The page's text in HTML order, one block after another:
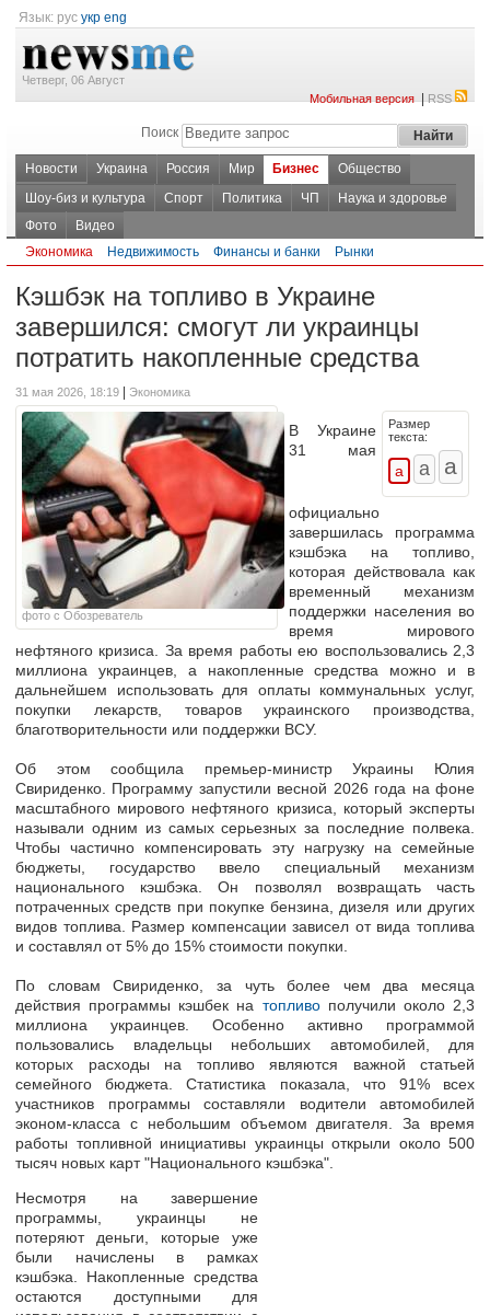
Язык: рус укр eng
Четверг, 06 Август
Мобильная версия|RSS
Поиск
Новости Украина Россия Мир Бизнес
Общество
Шоу-биз и культура
Спорт Политика ЧП
Наука и здоровье
Фото
Видео
Экономика
Недвижимость Финансы и банки Рынки
Кэшбэк на топливо в Украине
завершился: смогут ли украинцы
потратить накопленные средства
31 мая 2026, 18:19 Экономика
фото с Обозреватель
Размер
текста:
В Украине
31 мая
официально
завершилась программа
кэшбэка на топливо
которая действовала как
временный механизм
поддержки населения во
время мирового
нефтяного кризиса. За время работы ею воспользовались 2,3
миллиона украинцев, а накопленные средства можно и в
дальнейшем использовать для оплаты коммунальных услуг,
покупки лекарств, товаров украинского производства,
благотворительности или поддержки ВСУ.
Об этом сообщила премьер-министр Украины Юлия
Свириденко. Программу запустили весной 2026 года на фоне
масштабного мирового нефтяного кризиса, который эксперты
называли одним из самых серьезных за последние полвека.
Чтобы частично компенсировать эту нагрузку на семейные
бюджеты, государство ввело специальный механизм
национального кэшбэка. Он позволял возвращать часть
потраченных средств при покупке бензина, дизеля или других
видов топлива. Размер компенсациизависел от вида топлива
и составлял от 5% до 15% стоимости покупки.
По словам Свириденко, за чуть более чем два месяца
действия программы кэшбек на топливополучили около 2,3
миллиона украинцев. Особенно активно программой
пользовались владельцы небольших автомобилей, для
которых расходы на топливо являются важной статьей
семейного бюджета. Статистика показала, что 91% всех
участников программы составляли водители автомобилей
эконом-класса с небольшим объемом двигателя.За время
работы топливной инициативы украинцы открыли около 500
тысяч новых карт "Национального кэшбэка".
Несмотря на завершение
программы, украинцы не
потеряют деньги, которые уже
были начислены в рамках
кэшбэка. Накопленные средства
остаются доступными для